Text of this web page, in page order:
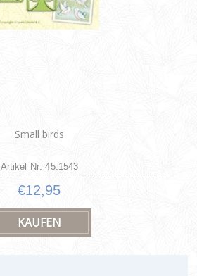
Small birds
Artikel Nr: 45.1543
€12,95